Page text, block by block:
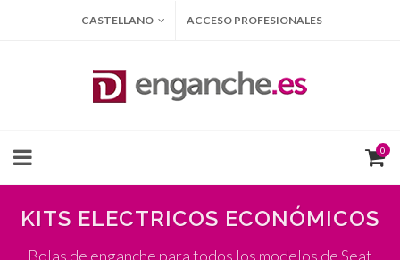
CASTELLANO ACCESO PROFESIONALES
0
KITS ELECTRICOS ECONÓMICOS
Bolas de enganche para todos los modelos de Seat